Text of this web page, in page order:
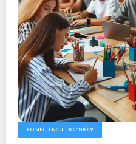
KOMPETENCJI UCZNIÓW